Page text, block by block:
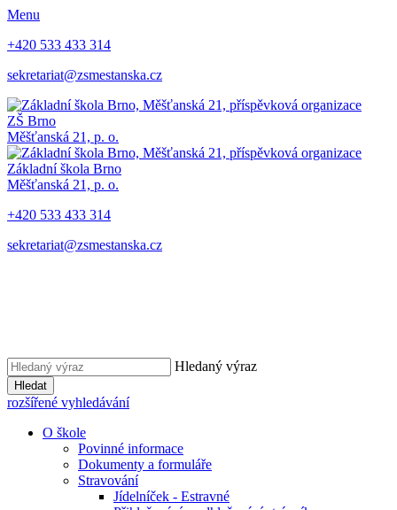
Menu
+420 533 433 314
sekretariat@zsmestanska.cz
ZŠ Brno
Měšťanská 21, p. o.
Základní škola Brno
Měšťanská 21, p. o.
+420 533 433 314
sekretariat@zsmestanska.cz
Hledaný výraz
Hledat
rozšířené vyhledávání
O škole
Povinné informace
Dokumenty a formuláře
Stravování
Jídelníček - Estravné